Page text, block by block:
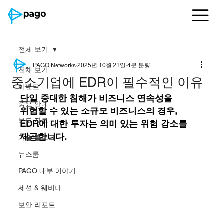
전체 보기
이벤트
중요 안내
보도 자료
기술 블로그
뉴스룸
PAGO 내부 이야기
세션 & 웨비나
보안 리포트
전체 보기
중소기업에 EDR이 필수적인 이유
PAGO Networks 2025년 10월 21일 4분 분량
단일 중대한 침해가 비즈니스 연속성을
위협할 수 있는 소규모 비즈니스의 경우,
EDR에 대한 투자는 의미 있는 위험 감소를
제공합니다.